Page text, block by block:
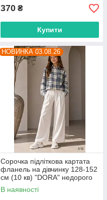
370 ₴
Купити
НОВИНКА 03.08.26
Сорочка підліткова картата
фланель на дівчинку 128-152
см (10 кв) "DORA" недорого
від прямого постачальника
В наявності